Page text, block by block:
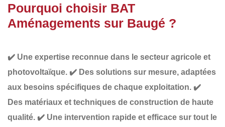
Pourquoi choisir BAT
Aménagements sur Baugé ?
✔️ Une expertise reconnue dans le secteur agricole et
photovoltaïque. ✔️ Des solutions sur mesure, adaptées
aux besoins spécifiques de chaque exploitation. ✔️
Des matériaux et techniques de construction de haute
qualité. ✔️ Une intervention rapide et efficace sur tout le